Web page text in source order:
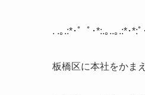
. .｡ .:*･゜ﾟ･*:.｡ ..｡ .:*･*:ﾟ･
板橋区に本社をかま